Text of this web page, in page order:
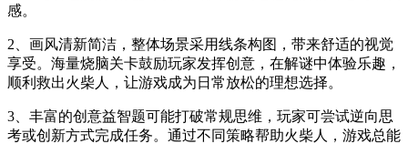
感。
2、画风清新简洁，整体场景采用线条构图，带来舒适的视觉
享受。海量烧脑关卡鼓励玩家发挥创意，在解谜中体验乐趣，
顺利救出火柴人，让游戏成为日常放松的理想选择。
3、丰富的创意益智题可能打破常规思维，玩家可尝试逆向思
考或创新方式完成任务。通过不同策略帮助火柴人，游戏总能